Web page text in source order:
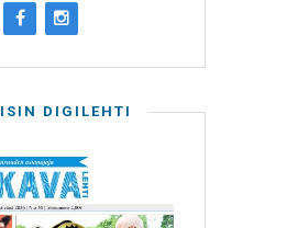
DIGILEHTI